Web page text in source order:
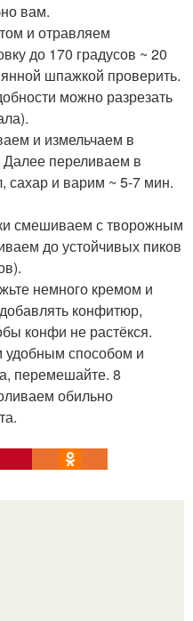
вам.
и отравляем
до 170 градусов ~ 20
шпажкой проверить.
можно разрезать
и измельчаем в
переливаем в
сахар и варим ~ 5-7 мин.
смешиваем с творожным
до устойчивых пиков
немного кремом и
конфитюр,
конфи не растёкся.
способом и
перемешайте. 8
обильно